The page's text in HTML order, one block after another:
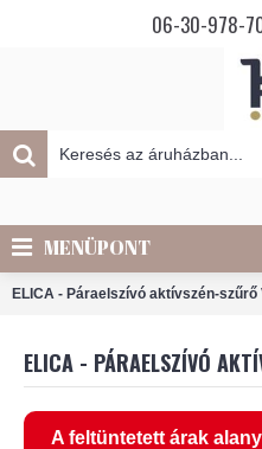
06-30-978-
MENÜPONT
ELICA - Páraelszívó aktívszén-szűrő
ELICA - PÁRAELSZÍVÓ
A feltüntetett árak